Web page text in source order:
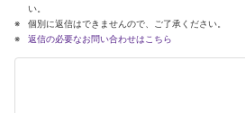
い。
個別に返信はできませんので、ご了承ください。
返信の必要なお問い合わせはこちら